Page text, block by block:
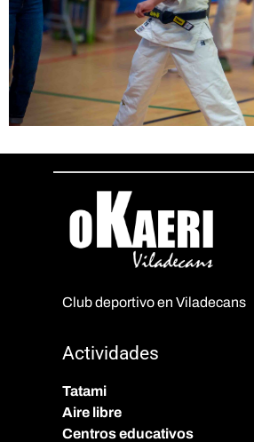
Club deportivo en Viladecans
Actividades
Tatami
Aire libre
Centros educativos